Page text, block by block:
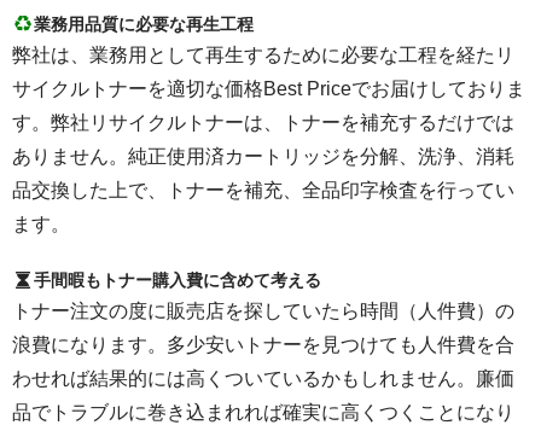
業務用品質に必要な再生工程
弊社は、業務用として再生するために必要な工程を経たリ
サイクルトナーを適切な価格Best Priceでお届けしておりま
す。弊社リサイクルトナーは、トナーを補充するだけでは
ありません。純正使用済カートリッジを分解、洗浄、消耗
品交換した上で、トナーを補充、全品印字検査を行ってい
ます。
手間暇もトナー購入費に含めて考える
トナー注文の度に販売店を探していたら時間（人件費）の
浪費になります。多少安いトナーを見つけても人件費を合
わせれば結果的には高くついているかもしれません。廉価
品でトラブルに巻き込まれれば確実に高くつくことになり